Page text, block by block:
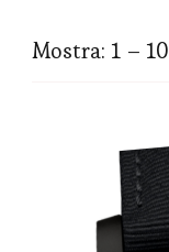
Mostra: 1 –